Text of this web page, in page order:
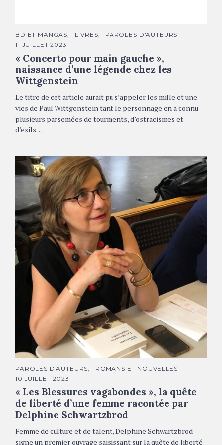
C
T
G
O
R
I
E
BD ET MANGAS LIVRES
PAROLES D'AUTEURS
11 JUILLET 2023
« Concerto pour main gauche »,
naissance d’une légende chez les
Wittgenstein
Le titre de cet article aurait pu s’appeler les mille et une
vies de Paul Wittgenstein tant le personnage en a connu
plusieurs parsemées de tourments, d’ostracismes et
d’exils…
Delphine Schwartzbrod © DR
C
T
G
O
R
I
E
PAROLES D'AUTEURS
ROMANS ET NOUVELLES
10 JUILLET 2023
« Les Blessures vagabondes », la quête
de liberté d’une femme racontée par
Delphine Schwartzbrod
Femme de culture et de talent, Delphine Schwartzbrod
signe un premier ouvrage saisissant sur la quête de liberté